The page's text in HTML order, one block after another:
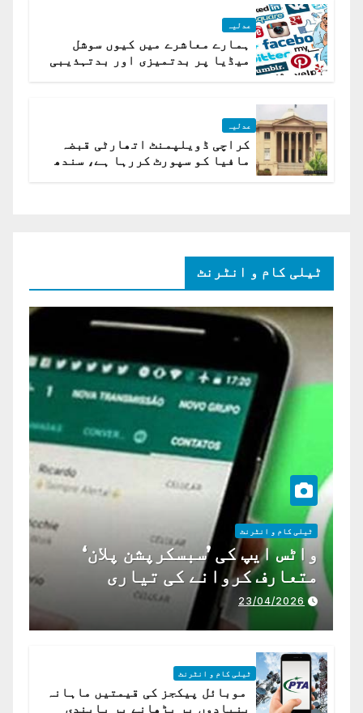
عدلیہ
ہمارے معاشرے میں کیوں سوشل
میڈیا پر بدتمیزی اور بدتہذیبی
عدلیہ
کراچی ڈویلپمنٹ اتھارٹی قبضہ
مافیا کو سپورٹ کررہا ہے، سندھ
ٹیلی کام و انٹرنٹ
ٹیلی کام و انٹرنٹ
واٹس ایپ کی ’سبسکرپشن پلان‘
متعارف کروانے کی تیاری
23/04/2026
ٹیلی کام و انٹرنٹ
موبائل پیکجز کی قیمتیں ماہانہ
بنیادوں پر بڑھانے پر پابندی